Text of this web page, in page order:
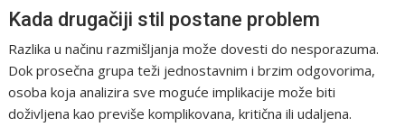
Kada drugačiji stil postane problem
Razlika u načinu razmišljanja može dovesti do nesporazuma.
Dok prosečna grupa teži jednostavnim i brzim odgovorima,
osoba koja analizira sve moguće implikacije može biti
doživljena kao previše komplikovana, kritična ili udaljena.